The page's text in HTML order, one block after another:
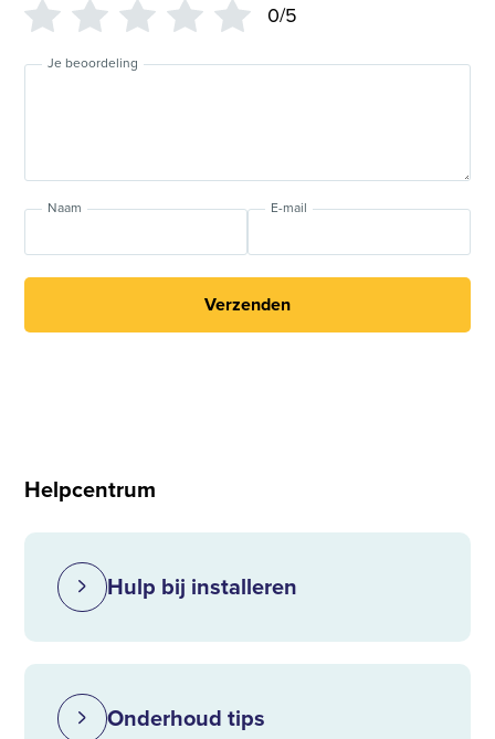
0/5
Je beoordeling
Naam E-mail
Verzenden
Helpcentrum
Hulp bij installeren
Onderhoud tips